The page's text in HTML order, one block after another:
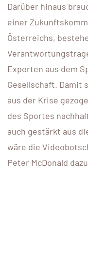
Darüber hinaus
einer
Österreichs,
Experten aus dem
Gesellschaft. Damit
aus der Krise
des Sportes
auch gestärkt aus
wäre die
Peter McDonald